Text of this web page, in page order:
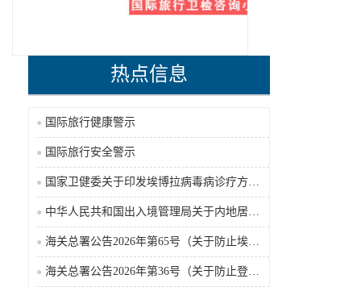
热点信息
国际旅行健康警示
国际旅行安全警示
国家卫健委关于印发埃博拉病毒病诊疗方案（2026年版）的通知
中华人民共和国出入境管理局关于内地居民前往港澳地区定居审批条件的公告（2026-06-30）
海关总署公告2026年第65号（关于防止埃博拉病毒病疫情传入我国的公告）（2026-05-18）
海关总署公告2026年第36号（关于防止登革热疫情传入我国的公告）